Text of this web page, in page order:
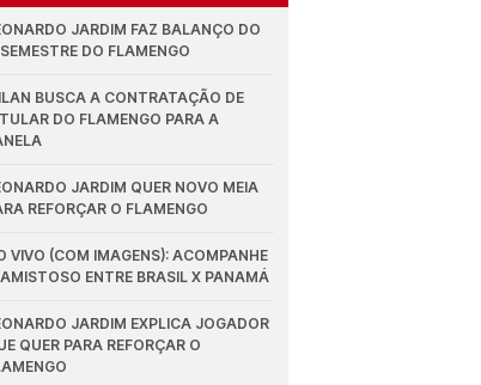
JARDIM FAZ BALANÇO DO
SEMESTRE DO FLAMENGO
BUSCA A CONTRATAÇÃO DE
DO FLAMENGO PARA A
JARDIM QUER NOVO MEIA
REFORÇAR O FLAMENGO
VIVO (COM IMAGENS): ACOMPANHE
ENTRE BRASIL X PANAMÁ
JARDIM EXPLICA JOGADOR
QUER PARA REFORÇAR O